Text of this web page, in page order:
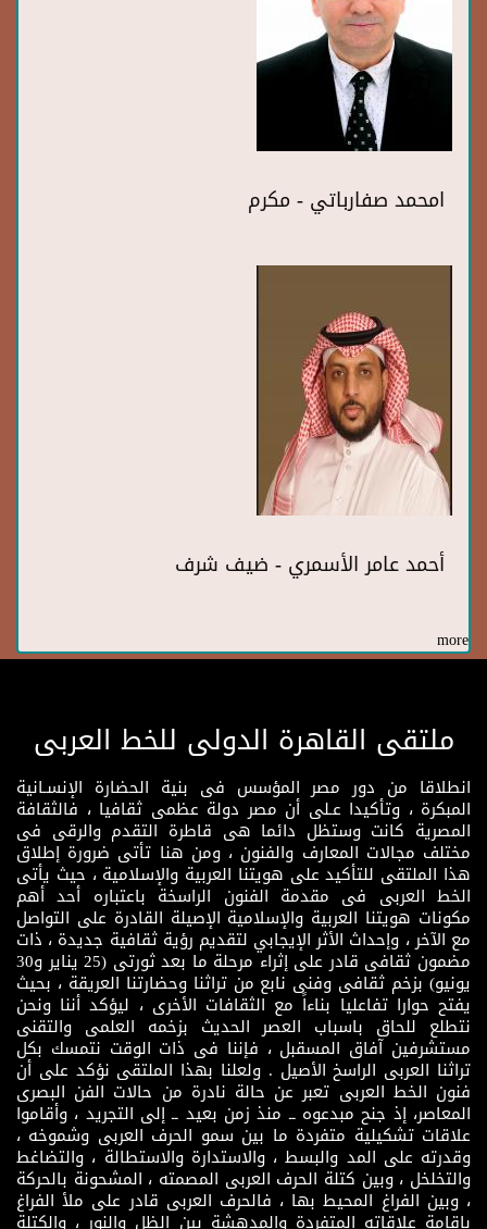
امحمد صفارباتي - مكرم
أحمد عامر الأسمري - ضيف شرف
more
ملتقى القاهرة الدولى للخط العربى
انطلاقا من دور مصر المؤسس فى بنية الحضارة الإنسـانية
المبكرة ، وتأكيدا عـلى أن مصر دولة عظمى ثقافيا ، فالثقافة
المصرية كانت وستظل دائما هى قاطرة التقدم والرقى فى
مختلف مجالات المعارف والفنون ، ومن هنا تأتى ضرورة إطلاق
هذا الملتقى للتأكيد على هويتنا العربية والإسلامية ، حيث يأتى
الخط العربى فى مقدمة الفنون الراسخة باعتباره أحد أهم
مكونات هويتنا العربية والإسلامية الإصيلة القادرة على التواصل
مع الآخر ، وإحداث الأثر الإيجابي لتقديم رؤية ثقافية جديدة ، ذات
مضمون ثقافى قادر على إثراء مرحلة ما بعد ثورتى (25 يناير و30
يونيو) بزخم ثقافى وفنى نابع من تراثنا وحضارتنا العريقة ، بحيث
يفتح حوارا تفاعليا بناءاً مع الثقافات الأخرى ، ليؤكد أننا ونحن
نتطلع للحاق باسباب العصر الحديث بزخمه العلمى والتقنى
مستشرفين آفاق المسقبل ، فإننا فى ذات الوقت نتمسك بكل
تراثنا العربى الراسخ الأصيل . ولعلنا بهذا الملتقى نؤكد على أن
فنون الخط العربى تعبر عن حالة نادرة من حالات الفن البصرى
المعاصر، إذ جنح مبدعوه ــ منذ زمن بعيد ــ إلى التجريد ، وأقاموا
علاقات تشكيلية متفردة ما بين سمو الحرف العربى وشموخه ،
وقدرته على المد والبسط ، والاستدارة والاستطالة ، والتضاغط
والتخلخل ، وبين كتلة الحرف العربى المصمته ، المشحونة بالحركة
، وبين الفراغ المحيط بها ، فالحرف العربى قادر على ملأ الفراغ
بإقامة علاقاته المتفردة والمدهشة بين الظل والنور ، والكتلة